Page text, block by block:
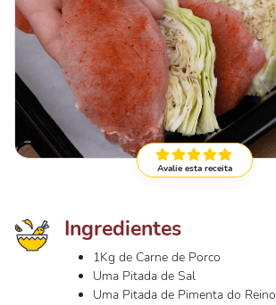
Avalie esta receita
Ingredientes
1Kg de Carne de Porco
Uma Pitada de Sal
Uma Pitada de Pimenta do Reino